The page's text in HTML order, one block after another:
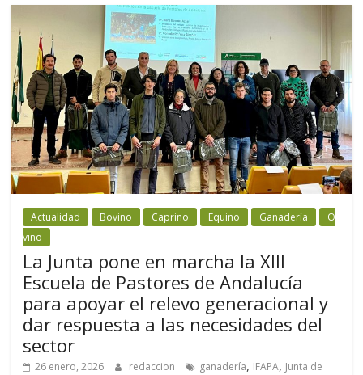
Actualidad Bovino Caprino Equino Ganadería
O
vino
La Junta pone en marcha la XIII
Escuela de Pastores de Andalucía
para apoyar el relevo generacional y
dar respuesta a las necesidades del
sector
26 enero, 2026 redaccion ganadería, IFAPA, Junta de